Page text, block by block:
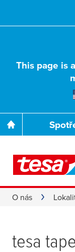
This page is
O nás
tesa